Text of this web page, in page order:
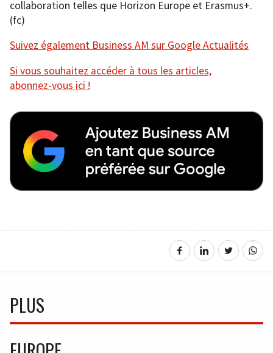
collaboration telles que Horizon Europe et Erasmus+.
(fc)
Suivez également Business AM sur Google Actualités
Si vous souhaitez accéder à tous les articles,
abonnez-vous ici !
PLUS